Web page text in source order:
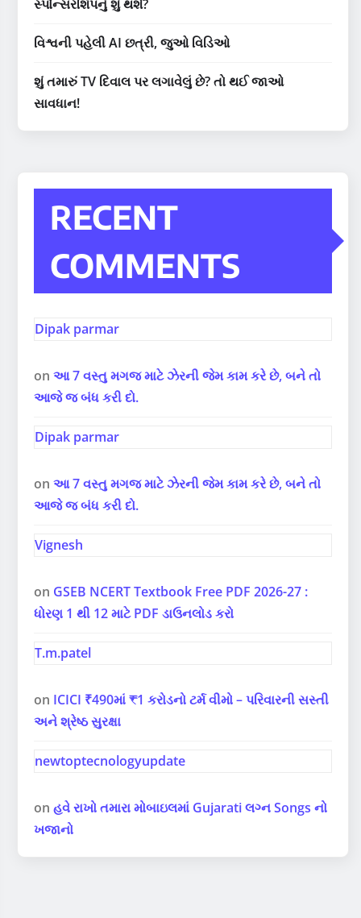
સ્પોન્સરશિપનું શું થશે?
વિશ્વની પહેલી AI છત્રી, જુઓ વિડિઓ
શું તમારું TV દિવાલ પર લગાવેલું છે? તો થઈ જાઓ
સાવધાન!
RECENT
COMMENTS
Dipak parmar
on આ 7 વસ્તુ મગજ માટે ઝેરની જેમ કામ કરે છે, બને તો
આજે જ બંધ કરી દો.
Dipak parmar
on આ 7 વસ્તુ મગજ માટે ઝેરની જેમ કામ કરે છે, બને તો
આજે જ બંધ કરી દો.
Vignesh
on GSEB NCERT Textbook Free PDF 2026-27 :
ધોરણ 1 થી 12 માટે PDF ડાઉનલોડ કરો
T.m.patel
on ICICI ₹490માં ₹1 કરોડનો ટર્મ વીમો – પરિવારની સસ્તી
અને શ્રેષ્ઠ સુરક્ષા
newtoptecnologyupdate
on હવે રાખો તમારા મોબાઇલમાં Gujarati લગ્ન Songs નો
ખજાનો